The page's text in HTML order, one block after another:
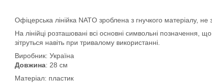
Офіцерська лінійка NATO зроблена з гнучкого матеріалу,
На лінійці розташовані всі основні символьні позначення,
зітруться навіть при тривалому використанні.
Виробник: Україна
Довжина: 28 см
Матеріал: пластик